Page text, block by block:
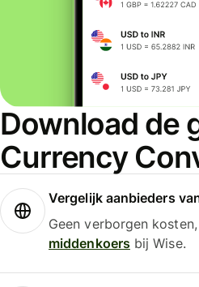
Download de
Currency
Vergelijk aanbieders
Geen verborgen
middenkoersbij Wise.